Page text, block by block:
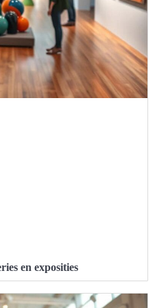
en exposities